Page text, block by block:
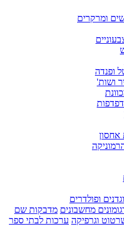
ומרקרים
ופנדה
ושות'
אחסון
ופולדרים
מחשבונים מדבקות שם
וגרפיקה ערכות לבתי ספר